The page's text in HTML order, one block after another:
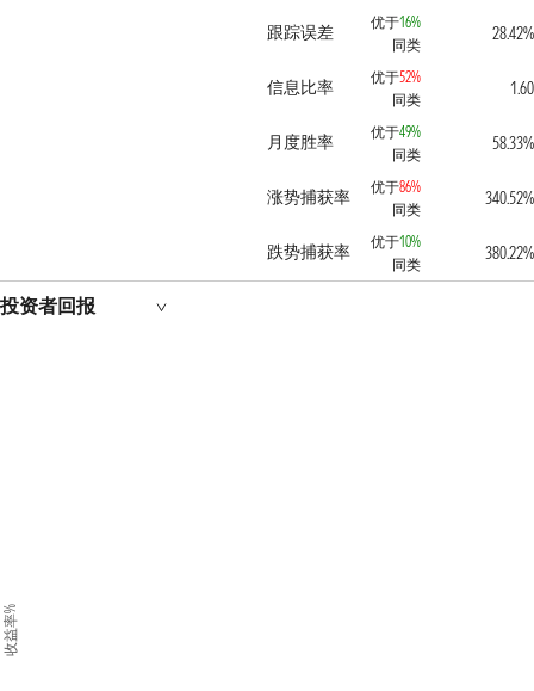
跟踪误差 优于16%
同类
28.42%
信息比率 优于52%
同类
1.60
月度胜率 优于49%
同类
58.33%
涨势捕获率 优于86%
同类
340.52%
跌势捕获率 优于10%
同类
380.22%
投资者回报
收益率%